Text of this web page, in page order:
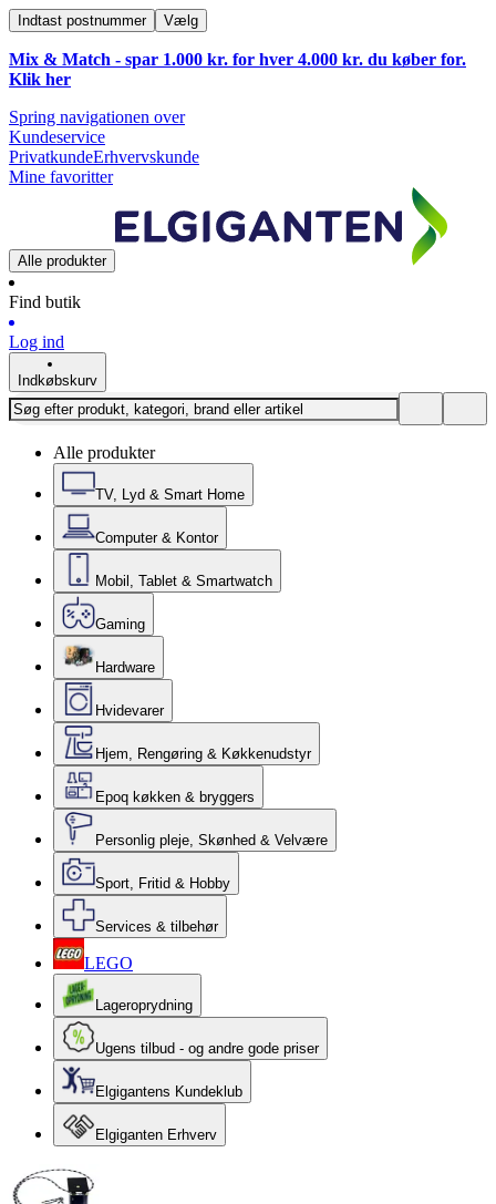
Indtast postnummer Vælg
Mix & Match - spar 1.000 kr. for hver 4.000 kr. du køber for.
Klik her
Spring navigationen over
Kundeservice
PrivatkundeErhvervskunde
Mine favoritter
Alle produkter
Find butik
Log ind
Indkøbskurv
Alle produkter
TV, Lyd & Smart Home
Computer & Kontor
Mobil, Tablet & Smartwatch
Gaming
Hardware
Hvidevarer
Hjem, Rengøring & Køkkenudstyr
Epoq køkken & bryggers
Personlig pleje, Skønhed & Velvære
Sport, Fritid & Hobby
Services & tilbehør
LEGO
Lageroprydning
Ugens tilbud - og andre gode priser
Elgigantens Kundeklub
Elgiganten Erhverv